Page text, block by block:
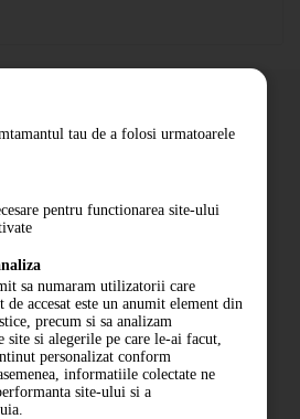
tau de a folosi urmatoarele
pentru functionarea site-ului
sa numaram utilizatorii care
de accesat este un anumit element din
precum si sa analizam
site si alegerile pe care le-ai facut,
personalizat conform
informatiile colectate ne
site-ului si a